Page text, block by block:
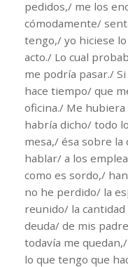
pedidos,/ me los
cómodamente/
tengo,/ yo hiciese
acto./ Lo cual
me podría pasar./
hace tiempo/ que
oficina./ Me
habría dicho/ todo
mesa,/ ésa sobre
hablar/ a los
como es sordo,/
no he perdido/ la
reunido/ la
deuda/ de mis
todavía me
lo que tengo que